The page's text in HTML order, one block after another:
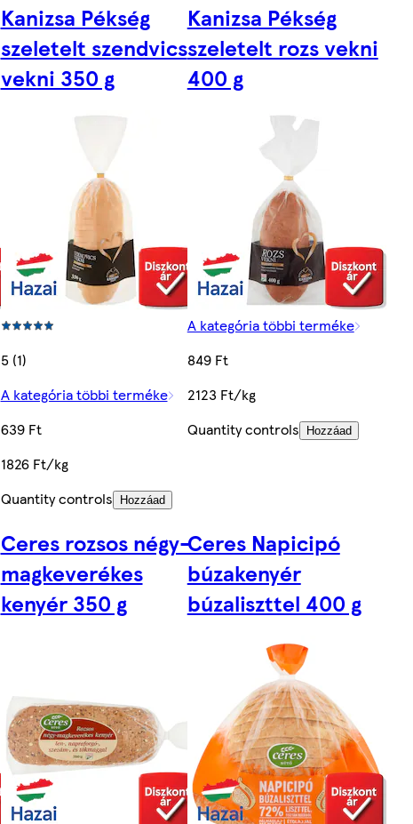
Kanizsa Pékség
szeletelt szendvics
vekni 350 g
5 (1)
A kategória többi terméke
639 Ft
1826 Ft/kg
Quantity controls
Hozzáad
Kanizsa Pékség
szeletelt rozs vekni
400 g
A kategória többi terméke
849 Ft
2123 Ft/kg
Quantity controls
Hozzáad
Ceres rozsos négy-
magkeverékes
kenyér 350 g
Ceres Napicipó
búzakenyér
búzaliszttel 400 g